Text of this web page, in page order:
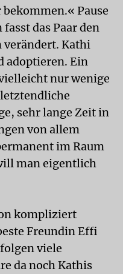
Pause
das Paar den
verändert. Kathi
adoptieren. Ein
nur wenige
sehr lange Zeit in
von allem
im Raum
man eigentlich
kompliziert
Freundin Effi
viele
da noch Kathis